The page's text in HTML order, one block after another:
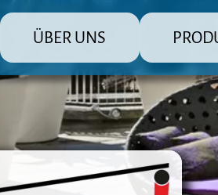
ÜBER UNS
MD Sonnenschutz Rolladenbau
Die große
Raffstore
Markisen